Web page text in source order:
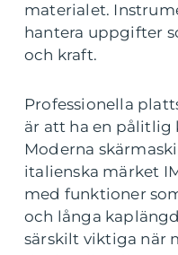
materialet.
hantera uppgifter
och kraft.
Professionella
är att ha en pålitlig
Moderna
italienska märket
med funktioner
och långa
särskilt viktiga när